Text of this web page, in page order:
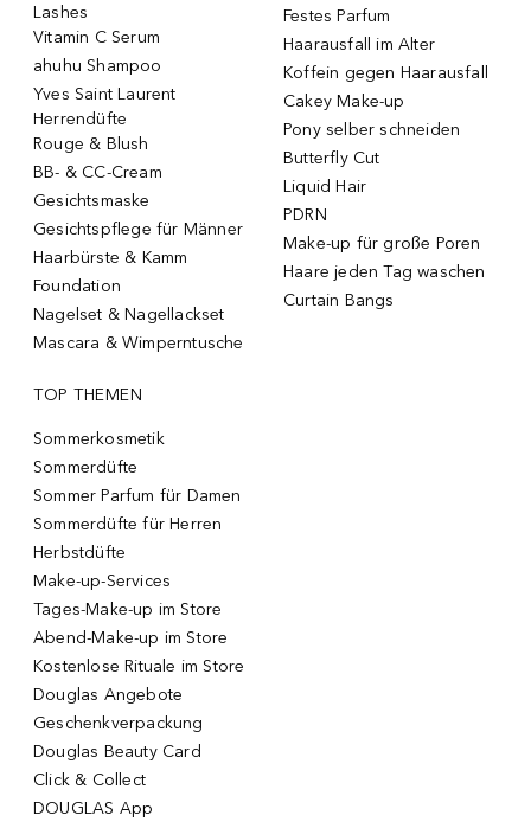
Lashes
Vitamin C Serum
ahuhu Shampoo
Yves Saint Laurent
Herrendüfte
Rouge & Blush
BB- & CC-Cream
Gesichtsmaske
Gesichtspflege für Männer
Haarbürste & Kamm
Foundation
Nagelset & Nagellackset
Mascara & Wimperntusche
Festes Parfum
Haarausfall im Alter
Koffein gegen Haarausfall
Cakey Make-up
Pony selber schneiden
Butterfly Cut
Liquid Hair
PDRN
Make-up für große Poren
Haare jeden Tag waschen
Curtain Bangs
TOP THEMEN
Sommerkosmetik
Sommerdüfte
Sommer Parfum für Damen
Sommerdüfte für Herren
Herbstdüfte
Make-up-Services
Tages-Make-up im Store
Abend-Make-up im Store
Kostenlose Rituale im Store
Douglas Angebote
Geschenkverpackung
Douglas Beauty Card
Click & Collect
DOUGLAS App